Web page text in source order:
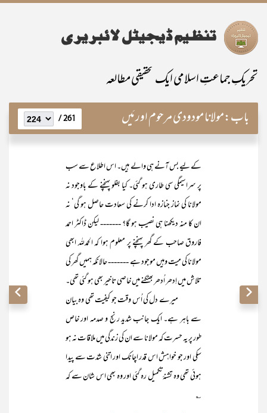
تحریکِ جماعتِ اسلامی ایک تحقیقی مطالعہ
باب:مولانا مودودی مرحوم اور مَیں 261 /
کے لیے بس آنے ہی والے ہیں۔ اس اطلاع سے سب
پر سراسیمگی سی طاری ہو گئی۔ کیا بفلو پہنچنے کے باوجود نہ
مولانا کی نماز جنازہ ادا کرنے کی سعادت حاصل ہو گی‘ نہ
ان کا منہ دیکھنا ہی نصیب ہو گا؟ ------- لیکن ڈاکٹر احمد
فاروق صاحب کے گھر پہنچنے پر معلوم ہوا کہ الحمدللہ ابھی
مولانا کی میت وہیں موجود ہے ------- حالانکہ ہمیں گھر کی
تلاش میں اِدھر اُدھر بھٹکنے میں خاصی تاخیر بھی ہو گئی تھی۔
میرے دل کی اُس وقت جو کیفیت تھی وہ بیان
سے باہر ہے۔ ایک جانب شدید رنج و صدمہ اور خاص
طور پر یہ حسرت کہ مولانا سے ان کی زندگی میں ملاقات نہ ہو
سکی اور جو خواہش اس قدر اچانک اور اتنی شدّت سے پیدا
ہوئی تھی وہ تشنۂ تکمیل رہ گئی اور وہ بھی اس شان سے کہ
؎